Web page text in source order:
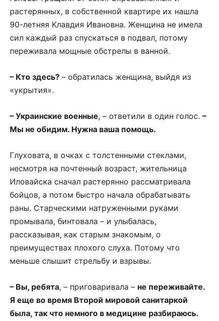
растерянных, в собственной квартире их нашла
90-летняя Клавдия Ивановна. Женщина не имела
сил каждый раз спускаться в подвал, потому
переживала мощные обстрелы в ванной.
– Кто здесь? – обратилась женщина, выйдя из
«укрытия».
– Украинские военные, – ответили в один голос. –
Мы не обидим. Нужна ваша помощь.
Глуховата, в очках с толстенными стеклами,
несмотря на почтенный возраст, жительница
Иловайска сначал растерянно рассматривала
бойцов, а потом быстро начала обрабатывать
раны. Старческими натруженными руками
промывала, бинтовала – и улыбалась,
рассказывая, как старым знакомым, о
преимуществах плохого слуха. Потому что
меньше слышит стрельбу и взрывы.
– Вы, ребята, – приговаривала – не переживайте.
Я еще во время Второй мировой санитаркой
была, так что немного в медицине разбираюсь.